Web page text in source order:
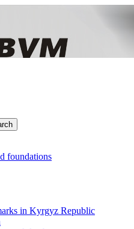
foundations
in Kyrgyz Republic